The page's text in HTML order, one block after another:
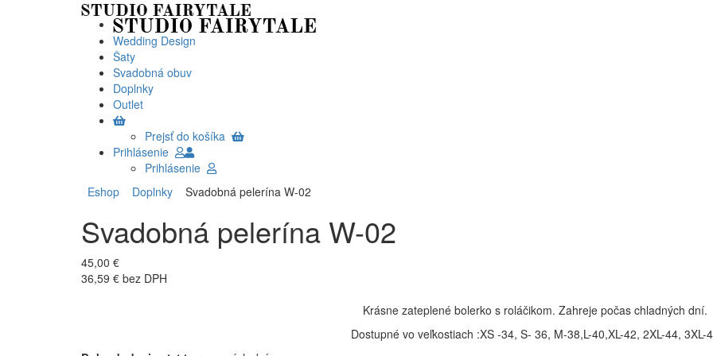
Wedding Design
Šaty
Svadobná obuv
Doplnky
Outlet
Prejsť do košíka
Prihlásenie
Prihlásenie
Eshop
Doplnky Svadobná pelerína W-02
Svadobná pelerína W-02
45,00 €
36,59 € bez DPH
Krásne zateplené bolerko s roláčikom. Zahreje počas chladných dní.
Dostupné vo veľkostiach :XS -34, S- 36, M-38,L-40,XL-42, 2XL-44, 3XL-